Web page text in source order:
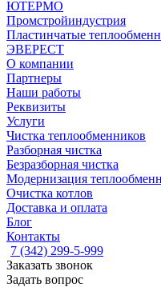
ЮТЕРМО
Промстройиндустрия
Пластинчатые
ЭВЕРЕСТ
О компании
Партнеры
Наши работы
Реквизиты
Услуги
Чистка теплообменников
Разборная чистка
Безразборная чистка
Модернизация
Очистка котлов
Доставка и оплата
Блог
Контакты
7 (342) 299-5-999
Заказать звонок
Задать вопрос